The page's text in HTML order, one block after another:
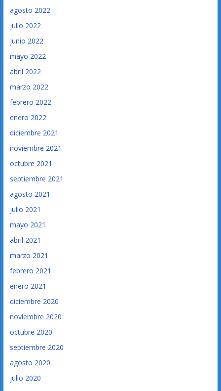
agosto 2022
julio 2022
junio 2022
mayo 2022
abril 2022
marzo 2022
febrero 2022
enero 2022
diciembre 2021
noviembre 2021
octubre 2021
septiembre 2021
agosto 2021
julio 2021
mayo 2021
abril 2021
marzo 2021
febrero 2021
enero 2021
diciembre 2020
noviembre 2020
octubre 2020
septiembre 2020
agosto 2020
julio 2020